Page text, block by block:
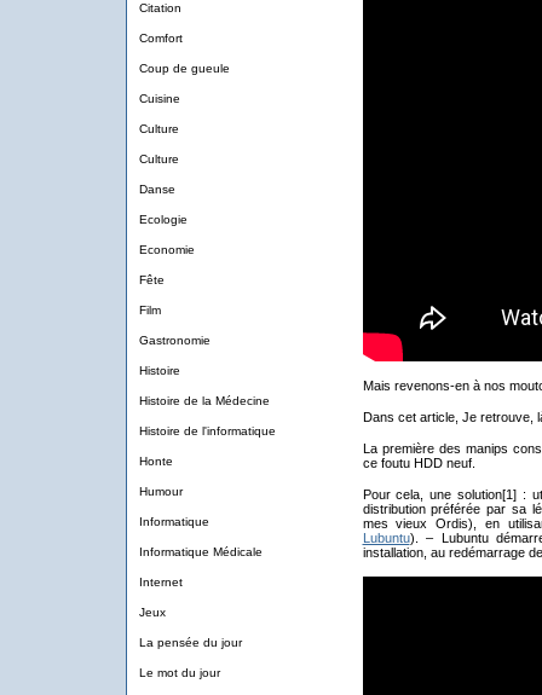
Citation
Comfort
Coup de gueule
Cuisine
Culture
Culture
Danse
Ecologie
Economie
Fête
Film
Gastronomie
Histoire
Histoire de la Médecine
Histoire de l'informatique
Honte
Humour
Informatique
Informatique Médicale
Internet
Jeux
La pensée du jour
Le mot du jour
Mais revenons-en à nos
Dans cet article, Je retrouve,
La première des manips
ce foutu HDD neuf.
Pour cela, une solution[1] :
distribution préférée par sa
mes vieux Ordis), en
Lubuntu). – Lubuntu
installation, au redémarrage